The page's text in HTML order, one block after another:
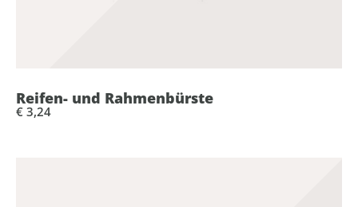
Reifen- und Rahmenbürste
€ 3,24